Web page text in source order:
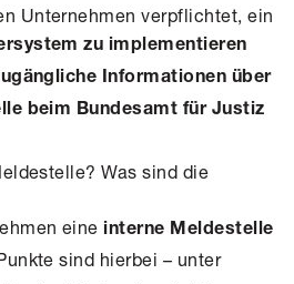
Unternehmen verpflichtet, ein
zu implementieren
Informationen über
beim Bundesamt für Justiz
Was sind die
eine interne Meldestelle
sind hierbei – unter